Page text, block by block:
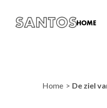
HOME
Home De ziel